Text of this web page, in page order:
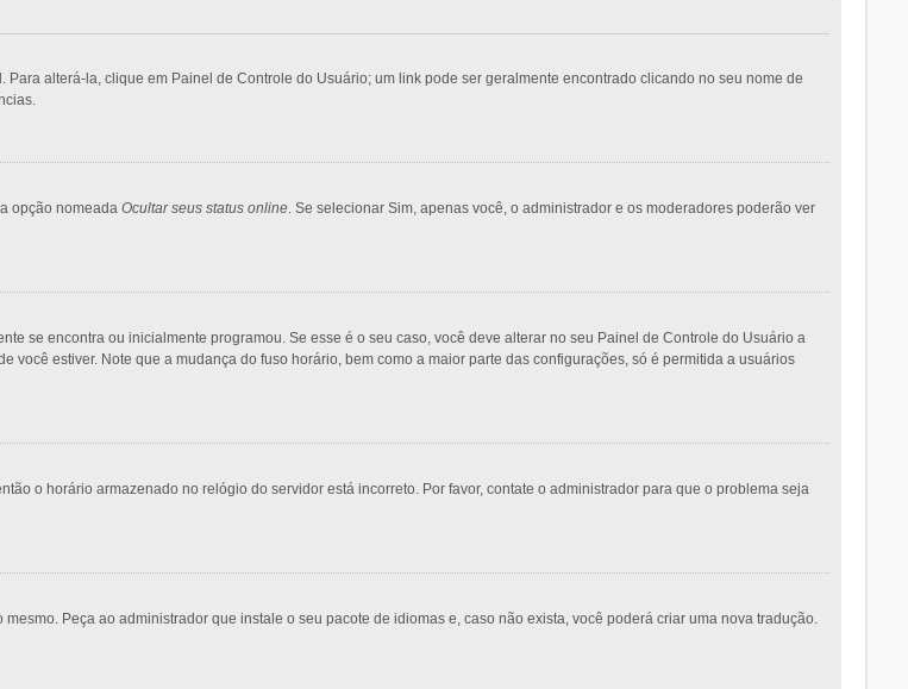
alterá-la, clique em Painel de Controle do Usuário; um link pode ser geralmente encontrado clicando no seu nome de
opção nomeada Ocultar seus status online. Se selecionar Sim, apenas você, o administrador e os moderadores poderão ver
se encontra ou inicialmente programou. Se esse é o seu caso, você deve alterar no seu Painel de Controle do Usuário a
estiver. Note que a mudança do fuso horário, bem como a maior parte das configurações, só é permitida a usuários
o horário armazenado no relógio do servidor está incorreto. Por favor, contate o administrador para que o problema seja
Peça ao administrador que instale o seu pacote de idiomas e, caso não exista, você poderá criar uma nova tradução.